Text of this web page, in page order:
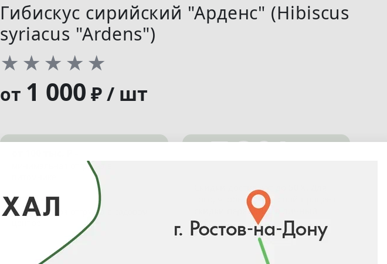
Гибискус сирийский "Арденс" (Hibiscus
syriacus "Ardens")
★ ★ ★ ★ ★
от 1 000 ₽ / шт
минимальная отгрузка в
от 0 ₽ -
минимальная отгрузка в садовом
-50%
Скидки достигают до 50%. Для
того, чтобы узнать свой процент
скидки перейдите в
кабинет